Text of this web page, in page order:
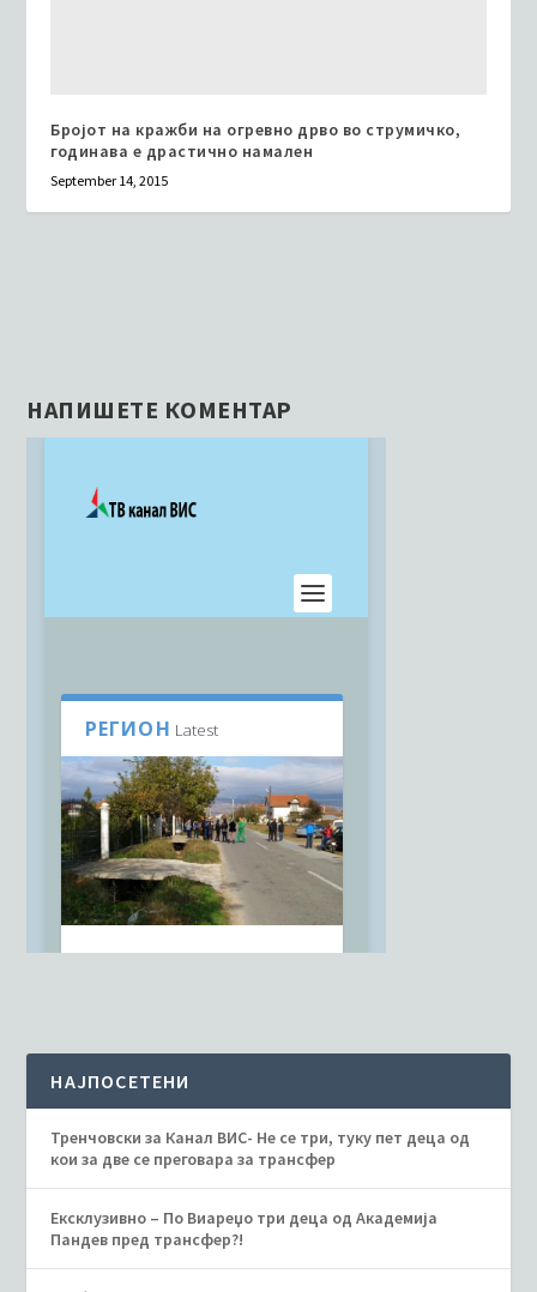
Бројот на кражби на огревно дрво во струмичко,
годинава е драстично намален
September 14, 2015
НАПИШЕТЕ КОМЕНТАР
НАЈПОСЕТЕНИ
Тренчовски за Канал ВИС- Не се три, туку пет деца од
кои за две се преговара за трансфер
Ексклузивно – По Виареџо три деца од Академија
Пандев пред трансфер?!